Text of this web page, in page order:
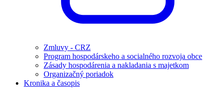
Zmluvy - CRZ
Program hospodárskeho a socialného rozvoja obce
Zásady hospodárenia a nakladania s majetkom
Organizačný poriadok
Kronika a časopis